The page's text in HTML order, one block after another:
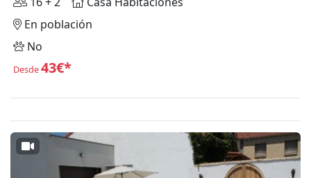
En población
No
Desde43€*